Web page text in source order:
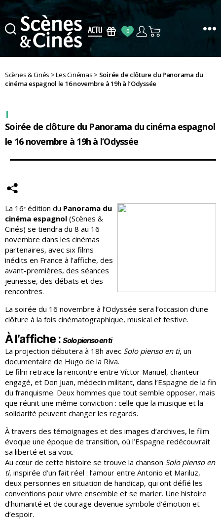
Cinés
0
Scènes & Cinés >Les Cinémas > Soirée de clôture du Panorama du
cinéma espagnol le 16 novembre à 19h à l’Odyssée
Soirée de clôture du Panorama du cinéma espagnol
le 16 novembre à 19h à l’Odyssée
La 16ᵉ édition du Panorama du
cinéma espagnol (Scènes &
Cinés) se tiendra du 8 au 16
novembre dans les cinémas
partenaires, avec six films
inédits en France à l’affiche, des
avant-premières, des séances
jeunesse, des débats et des
rencontres.
La soirée du 16 novembre à l’Odyssée sera l’occasion d’une
clôture à la fois cinématographique, musical et festive.
À l’affiche : Solo pienso en ti
La projection débutera à 18h avec Solo pienso en ti, un
documentaire de Hugo de la Riva.
Le film retrace la rencontre entre Víctor Manuel, chanteur
engagé, et Don Juan, médecin militant, dans l’Espagne de la fin
du franquisme. Deux hommes que tout semble opposer, mais
que réunit une même conviction : celle que la musique et la
solidarité peuvent changer les regards.
À travers des témoignages et des images d’archives, le film
évoque une époque de transition, où l’Espagne redécouvrait
sa liberté et sa voix.
Au cœur de cette histoire se trouve la chanson Solo pienso en
ti, inspirée d’un fait réel : l’amour entre Antonio et Mariluz,
deux personnes en situation de handicap, qui ont défié les
conventions pour vivre ensemble et se marier. Une histoire
d’humanité et de courage devenue symbole d’émotion et
d’espoir.